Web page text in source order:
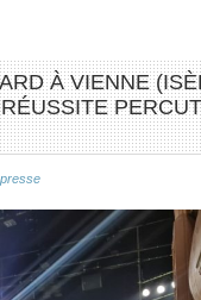
À VIENNE